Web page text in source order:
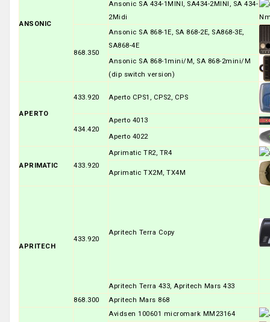
ANSONIC
Ansonic SA 434-1MINI, SA434-2MINI, SA 434-
2Midi
868.350
Ansonic SA 868-1E, SA 868-2E, SA868-3E,
SA868-4E
Ansonic SA 868-1mini/M, SA 868-2mini/M
(dip switch version)
APERTO
433.920 Aperto CPS1, CPS2, CPS
434.420
Aperto 4013
Aperto 4022
APRIMATIC 433.920
Aprimatic TR2, TR4
Aprimatic TX2M, TX4M
APRITECH
433.920
Apritech Terra Copy
Apritech Terra 433, Apritech Mars 433
868.300
Apritech Mars 868
Avidsen 100601 micromark MM23164